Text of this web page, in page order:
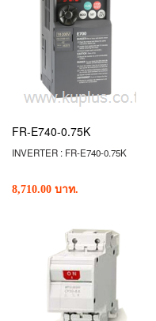
FR-E740-0.75K
INVERTER : FR-E740-0.75K
8,710.00 บาท.